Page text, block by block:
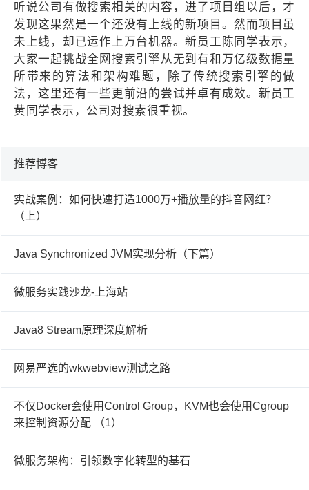
听说公司有做搜索相关的内容，进了项目组以后，才
发现这果然是一个还没有上线的新项目。然而项目虽
未上线，却已运作上万台机器。新员工陈同学表示，
大家一起挑战全网搜索引擎从无到有和万亿级数据量
所带来的算法和架构难题，除了传统搜索引擎的做
法，这里还有一些更前沿的尝试并卓有成效。新员工
黄同学表示，公司对搜索很重视。
推荐博客
实战案例：如何快速打造1000万+播放量的抖音网红？
（上）
Java Synchronized JVM实现分析（下篇）
微服务实践沙龙-上海站
Java8 Stream原理深度解析
网易严选的wkwebview测试之路
不仅Docker会使用Control Group，KVM也会使用Cgroup
来控制资源分配 （1）
微服务架构：引领数字化转型的基石